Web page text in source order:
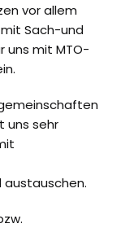
vor allem
Sach-und
uns mit MTO-
uns sehr